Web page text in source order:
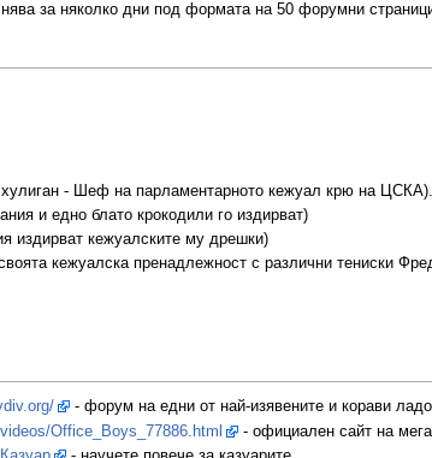
за няколко дни под формата на 50 форумни
- Шеф на парламентарното кежуал крю на ЦСКА).
и едно блато крокодили го издирват)
издирват кежуалските му дрешки)
кежуалска пренадлежност с различни тениски
- форум на едни от най-изявените и корави
Office_Boys_77886.html
- официален сайт на